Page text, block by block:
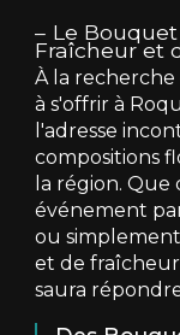
Le
Fraîcheur et
À la
à s'offrir à
l'adresse
compositions
la région.
événement
ou
et de
saura